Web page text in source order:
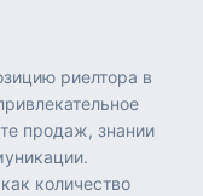
риелтора в
продаж, знании
количество